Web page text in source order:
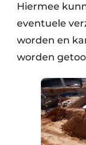
Hiermee
eventuele
worden en
worden